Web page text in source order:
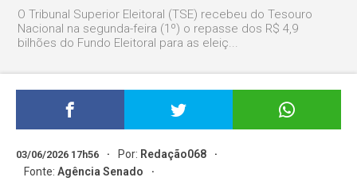
O Tribunal Superior Eleitoral (TSE) recebeu do Tesouro
Nacional na segunda-feira (1º) o repasse dos R$ 4,9
bilhões do Fundo Eleitoral para as eleiç...
03/06/2026 17h56 Por: Redação068
Fonte:Agência Senado